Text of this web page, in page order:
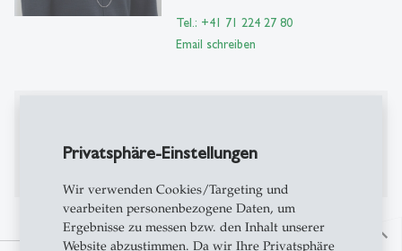
Privatsphäre-Einstellungen
Wir verwenden Cookies/Targeting und
vearbeiten personenbezogene Daten, um
Ergebnisse zu messen bzw. den Inhalt unserer
Website abzustimmen. Da wir Ihre Privatsphäre
Tel.: +41 71 224 27 80
Email schreiben
Bisher keine Publikationen auf Alexandria
north